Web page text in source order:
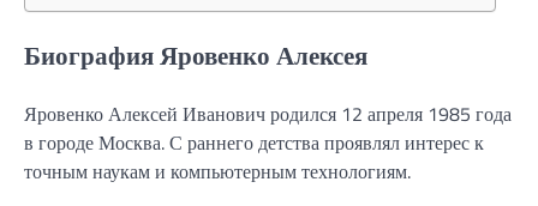
Биография Яровенко Алексея
Яровенко Алексей Иванович родился 12 апреля 1985 года
в городе Москва. С раннего детства проявлял интерес к
точным наукам и компьютерным технологиям.